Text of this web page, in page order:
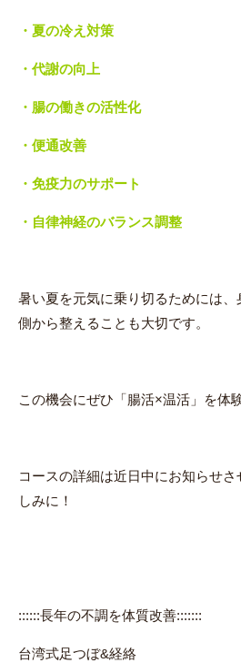
・夏の冷え対策
・代謝の向上
・腸の働きの活性化
・便通改善
・免疫力のサポート
・自律神経のバランス調整
暑い夏を元気に乗り切るためには
側から整えることも大切です。
この機会にぜひ「腸活×温活」を体
コースの詳細は近日中にお知らせ
しみに！
::::::長年の不調を体質改善:::::::
台湾式足つぼ&経絡